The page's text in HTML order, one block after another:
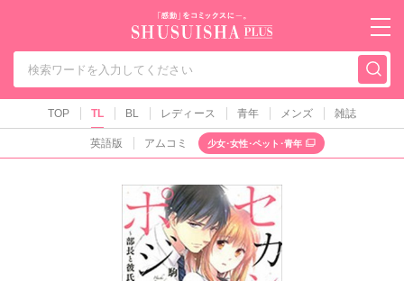
秋水社PLUS（テ
TOP TL BL レディース 青年 メンズ 雑誌
英語版 アムコミ 少女･女性･ペット･青年